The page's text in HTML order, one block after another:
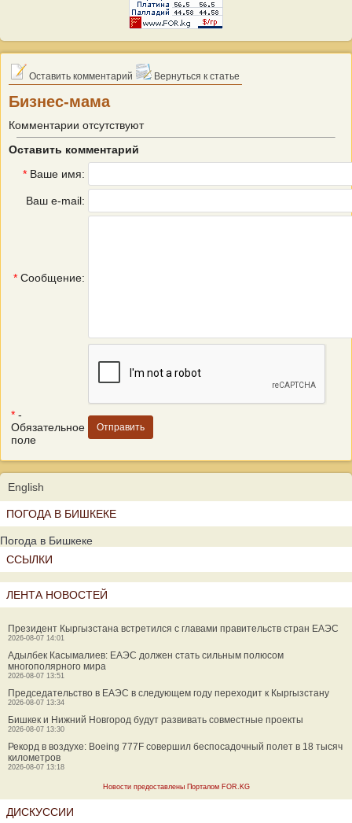
Оставить комментарий Вернуться к статье
Бизнес-мама
Комментарии отсутствуют
Оставить комментарий
* Ваше имя:
Ваш e-mail:
* Сообщение:
* -
Обязательное
поле
English
ПОГОДА В БИШКЕКЕ
Погода в Бишкеке
ССЫЛКИ
ЛЕНТА НОВОСТЕЙ
Президент Кыргызстана встретился с главами правительств стран ЕАЭС
2026-08-07 14:01
Адылбек Касымалиев: ЕАЭС должен стать сильным полюсом
многополярного мира
2026-08-07 13:51
Председательство в ЕАЭС в следующем году переходит к Кыргызстану
2026-08-07 13:34
Бишкек и Нижний Новгород будут развивать совместные проекты
2026-08-07 13:30
Рекорд в воздухе: Boeing 777F совершил беспосадочный полет в 18 тысяч
километров
2026-08-07 13:18
Новости предоставлены Порталом FOR.KG
ДИСКУССИИ